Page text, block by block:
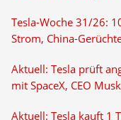
Tesla-Woche 31/26:
Strom, China-
Aktuell: Tesla prüft
mit SpaceX, CEO
Aktuell: Tesla kauft 1